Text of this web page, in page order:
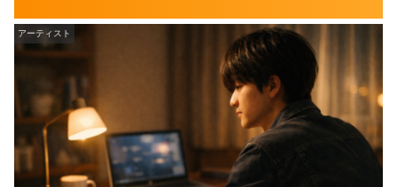
アーティスト